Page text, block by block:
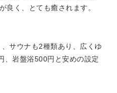
良く、とても癒されます。
サウナも2種類あり、広くゆ
、岩盤浴500円と安めの設定